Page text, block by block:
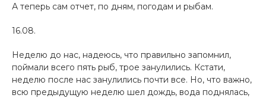
А теперь сам отчет, по дням, погодам и рыбам.
16.08.
Неделю до нас, надеюсь, что правильно запомнил,
поймали всего пять рыб, трое занулились. Кстати,
неделю после нас занулились почти все. Но, что важно,
всю предыдущую неделю шел дождь, вода поднялась,